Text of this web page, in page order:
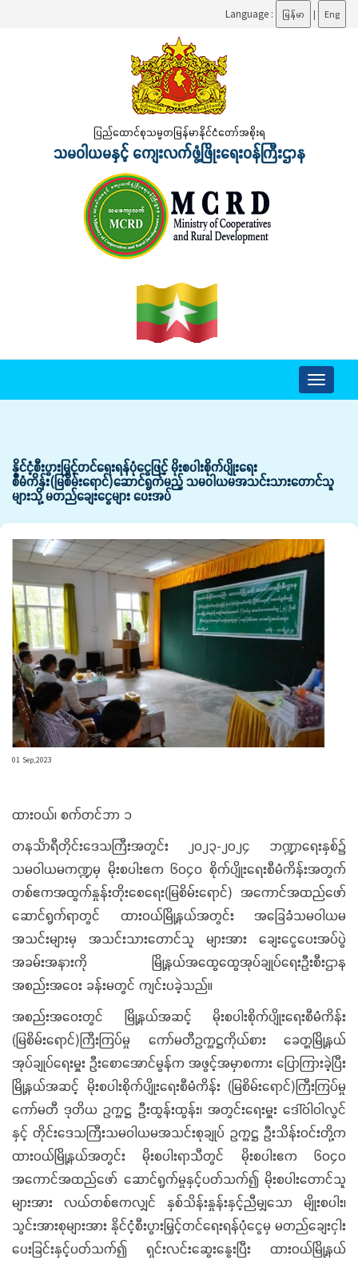
Language : မြန်မာ | Eng
ပြည်ထောင်စုသမ္မတမြန်မာနိုင်ငံတော်အစိုးရ
သမဝါယမနှင့် ကျေးလက်ဖွံ့ဖြိုးရေးဝန်ကြီးဌာန
Toggle
နိုင်ငံ့စီးပွားမြှင့်တင်ရေးရန်ပုံငွေဖြင့် မိုးစပါးစိုက်ပျိုးရေး
စီမံကိန်း(မြစိမ်းရောင်)ဆောင်ရွက်မည့် သမဝါယမအသင်းသားတောင်သူ
များသို့ မတည်ချေးငွေများ ပေးအပ်
01 Sep,2023
ထားဝယ်၊ စက်တင်ဘာ ၁
တနင်္သာရီတိုင်းဒေသကြီးအတွင်း ၂၀၂၃-၂၀၂၄ ဘဏ္ဍာရေးနှစ်၌
သမဝါယမကဏ္ဍမှ မိုးစပါးဧက ၆၀၄၀ စိုက်ပျိုးရေးစီမံကိန်းအတွက်
တစ်ဧကအထွက်နှုန်းတိုးစေရေး(မြစိမ်းရောင်) အကောင်အထည်ဖော်
ဆောင်ရွက်ရာတွင် ထားဝယ်မြို့နယ်အတွင်း အခြေခံသမဝါယမ
အသင်းများမှ အသင်းသားတောင်သူ များအား ချေးငွေပေးအပ်ပွဲ
အခမ်းအနားကို မြို့နယ်အထွေထွေအုပ်ချုပ်ရေးဦးစီးဌာန
အစည်းအဝေး ခန်းမတွင် ကျင်းပခဲ့သည်။
အစည်းအဝေးတွင် မြို့နယ်အဆင့် မိုးစပါးစိုက်ပျိုးရေးစီမံကိန်း
(မြစိမ်းရောင်)ကြီးကြပ်မှု ကော်မတီဥက္ကဋ္ဌကိုယ်စား ခေတ္တမြို့နယ်
အုပ်ချုပ်ရေးမှူး ဦးစောအောင်မွန်က အဖွင့်အမှာစကား ပြောကြားခဲ့ပြီး
မြို့နယ်အဆင့် မိုးစပါးစိုက်ပျိုးရေးစီမံကိန်း (မြစိမ်းရောင်)ကြီးကြပ်မှု
ကော်မတီ ဒုတိယ ဥက္ကဋ္ဌ ဦးထွန်းထွန်း၊ အတွင်းရေးမှူး ဒေါ်ဝါဝါလွင်
နှင့် တိုင်းဒေသကြီးသမဝါယမအသင်းစုချုပ် ဥက္ကဋ္ဌ ဦးသိန်းဝင်းတို့က
ထားဝယ်မြို့နယ်အတွင်း မိုးစပါးရာသီတွင် မိုးစပါးဧက ၆၀၄၀
အကောင်အထည်ဖော် ဆောင်ရွက်မှုနှင့်ပတ်သက်၍ မိုးစပါးတောင်သူ
များအား လယ်တစ်ဧကလျှင် နှစ်သိန်းနှုန်းနှင့်ညီမျှသော မျိုးစပါး၊
သွင်းအားစုများအား နိုင်ငံ့စီးပွားမြှင့်တင်ရေးရန်ပုံငွေမှ မတည်ချေးငှါး
ပေးခြင်းနှင့်ပတ်သက်၍ ရှင်းလင်းဆွေးနွေးပြီး ထားဝယ်မြို့နယ်